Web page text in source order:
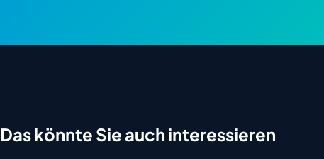
Das könnte Sie auch interessieren